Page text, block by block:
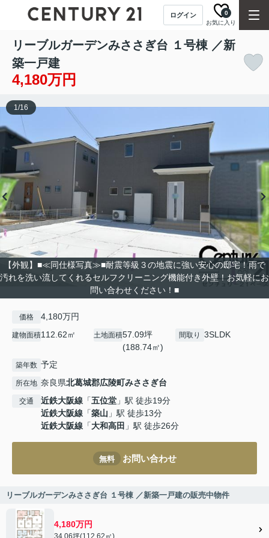
ログイン
お気に入り
0
リーブルガーデンみささぎ台 １号棟 ／新
築一戸建
4,180万円
【外観】■≪同仕様写真≫■耐震等級３の地震に強い安心の邸宅！雨で
汚れを洗い流してくれるセルフクリーニング機能付き外壁！お気軽にお
問い合わせください！■
1/16
価格 4,180万円
建物面積112.62㎡ 土地面積57.09坪
(188.74㎡)
間取り 3SLDK
築年数 予定
所在地 奈良県北葛城郡広陵町みささぎ台
交通 近鉄大阪線 「五位堂 」駅 徒歩19分
近鉄大阪線 「築山 」駅 徒歩13分
近鉄大阪線 「大和高田 」駅 徒歩26分
無料 お問い合わせ
リーブルガーデンみささぎ台 １号棟 ／新築一戸建の販売中物件
4,180万円
34.06坪(112.62㎡)